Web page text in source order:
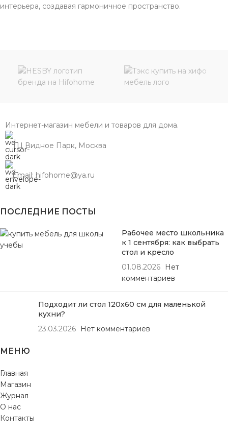
интерьера, создавая гармоничное пространство.
Интернет-магазин мебели и товаров для дома.
ТЦ Видное Парк, Москва
Email: hifohome@ya.ru
ПОСЛЕДНИЕ ПОСТЫ
Рабочее место школьника
к 1 сентября: как выбрать
стол и кресло
01.08.2026
Нет
комментариев
Подходит ли стол 120х60 см для маленькой
кухни?
23.03.2026
Нет комментариев
МЕНЮ
Главная
Магазин
Журнал
О нас
Контакты